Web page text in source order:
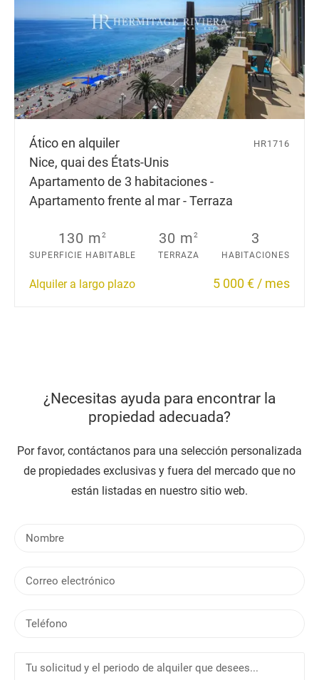
Ático en alquiler
Nice, quai des États-Unis
Apartamento de 3 habitaciones -
Apartamento frente al mar - Terraza
HR1716
130 m2
SUPERFICIE HABITABLE
30 m2
TERRAZA
3
HABITACIONES
Alquiler a largo plazo 5 000 € / mes
¿Necesitas ayuda para encontrar la
propiedad adecuada?
Por favor, contáctanos para una selección personalizada
de propiedades exclusivas y fuera del mercado que no
están listadas en nuestro sitio web.
e
é
u